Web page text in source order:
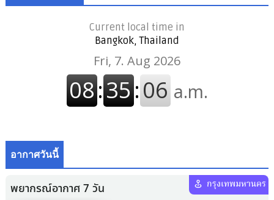
Current local time in
Bangkok, Thailand
อากาศวันนี้